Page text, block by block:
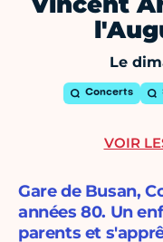
Le
Concerts
Gare de Busan,
années 80. Un
parents et
VOIR